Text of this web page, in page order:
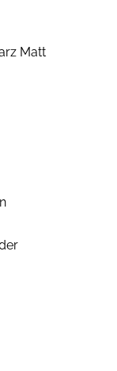
Matt